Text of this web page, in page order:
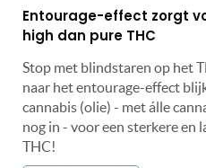
Entourage-effect zorgt
high dan pure THC
Stop met blindstaren op het
naar het entourage-effect
cannabis (olie) - met álle
nog in - voor een sterkere en
THC!